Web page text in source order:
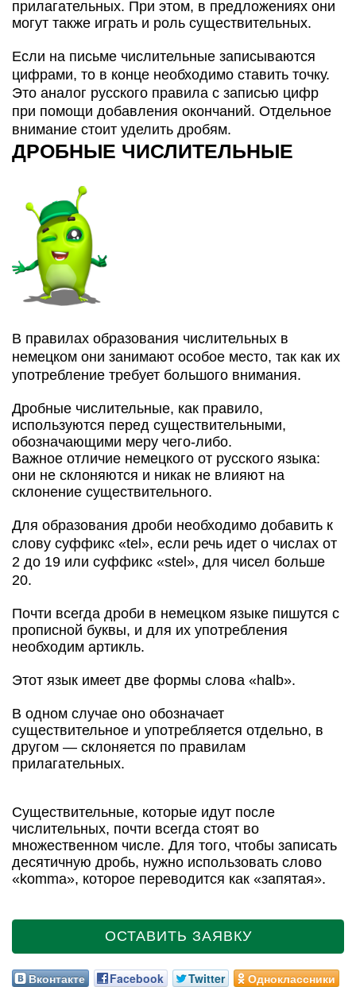
прилагательных. При этом, в предложениях они
могут также играть и роль существительных.
Если на письме числительные записываются
цифрами, то в конце необходимо ставить точку.
Это аналог русского правила с записью цифр
при помощи добавления окончаний. Отдельное
внимание стоит уделить дробям.
ДРОБНЫЕ ЧИСЛИТЕЛЬНЫЕ
В правилах образования числительных в
немецком они занимают особое место, так как их
употребление требует большого внимания.
Дробные числительные, как правило,
используются перед существительными,
обозначающими меру чего-либо.
Важное отличие немецкого от русского языка:
они не склоняются и никак не влияют на
склонение существительного.
Для образования дроби необходимо добавить к
слову суффикс «tel», если речь идет о числах от
2 до 19 или суффикс «stel», для чисел больше
20.
Почти всегда дроби в немецком языке пишутся с
прописной буквы, и для их употребления
необходим артикль.
Этот язык имеет две формы слова «halb».
В одном случае оно обозначает
существительное и употребляется отдельно, в
другом — склоняется по правилам
прилагательных.
Существительные, которые идут после
числительных, почти всегда стоят во
множественном числе. Для того, чтобы записать
десятичную дробь, нужно использовать слово
«komma», которое переводится как «запятая».
ОСТАВИТЬ ЗАЯВКУ
Вконтакте Facebook Twitter
Одноклассники